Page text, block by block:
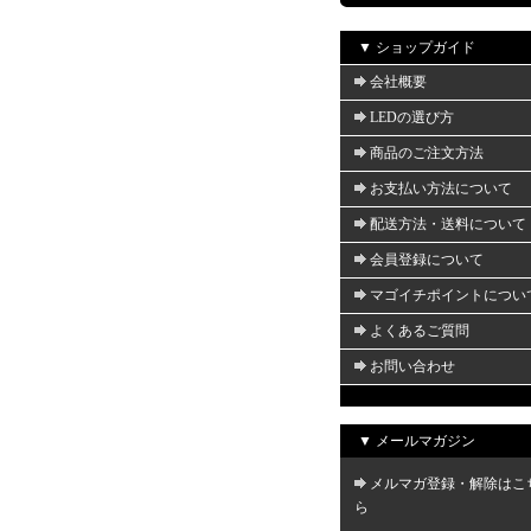
▼ ショップガイド
会社概要
LEDの選び方
商品のご注文方法
お支払い方法について
配送方法・送料について
会員登録について
マゴイチポイントについ
よくあるご質問
お問い合わせ
▼ メールマガジン
メルマガ登録・解除はこ
ら